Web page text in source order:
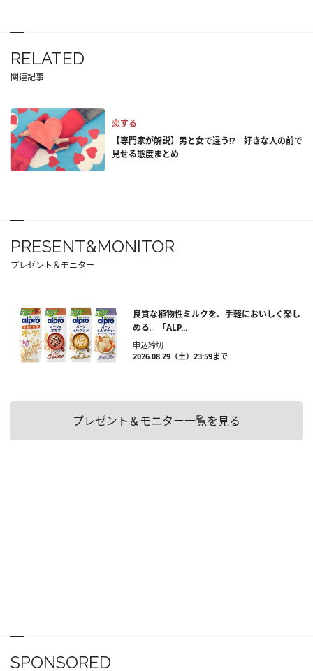
RELATED
関連記事
恋する
【専門家が解説】男と女で違う!? 好きな人の前で
見せる態度まとめ
PRESENT&MONITOR
プレゼント＆モニター
良質な植物性ミルクを、手軽においしく楽し
める。「ALP...
申込締切
2026.08.29（土）23:59まで
プレゼント＆モニター一覧を見る
SPONSORED